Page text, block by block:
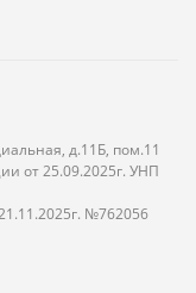
д.11Б, пом.11
от 25.09.2025г. УНП
№762056